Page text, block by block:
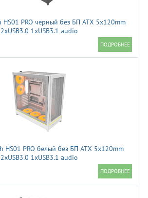
HS01 PRO черный без БП ATX 5x120mm
2xUSB3.0 1xUSB3.1 audio
HS01 PRO белый без БП ATX 5x120mm
2xUSB3.0 1xUSB3.1 audio